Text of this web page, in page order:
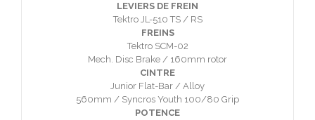
LEVIERS DE FREIN
Tektro JL-510 TS / RS
FREINS
Tektro SCM-02
Mech. Disc Brake / 160mm rotor
CINTRE
Junior Flat-Bar / Alloy
560mm / Syncros Youth 100/80 Grip
POTENCE